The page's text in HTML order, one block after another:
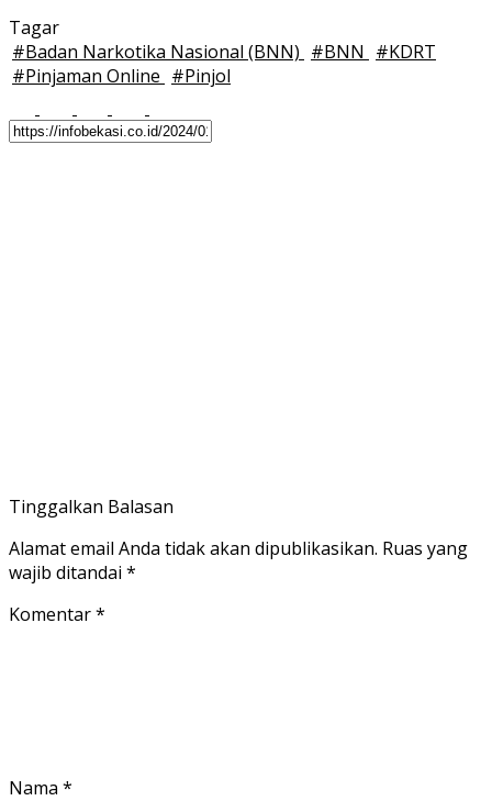
Tagar
#Badan Narkotika Nasional (BNN) #BNN #KDRT
#Pinjaman Online #Pinjol
Tinggalkan Balasan
Alamat email Anda tidak akan dipublikasikan. Ruas yang
wajib ditandai *
Komentar*
Nama *